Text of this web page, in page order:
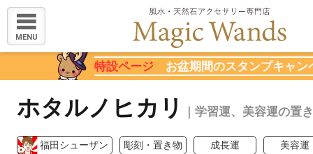
MENU
特設ページ お盆期間のスタンプキャン
ホタルノヒカリ ｜学習運、美容運の置
福田シューザン 彫刻・置き物 成長運 美容運